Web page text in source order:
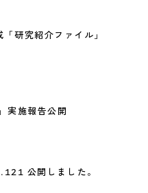
研究紹介ファイル」
実施報告公開
公開しました。